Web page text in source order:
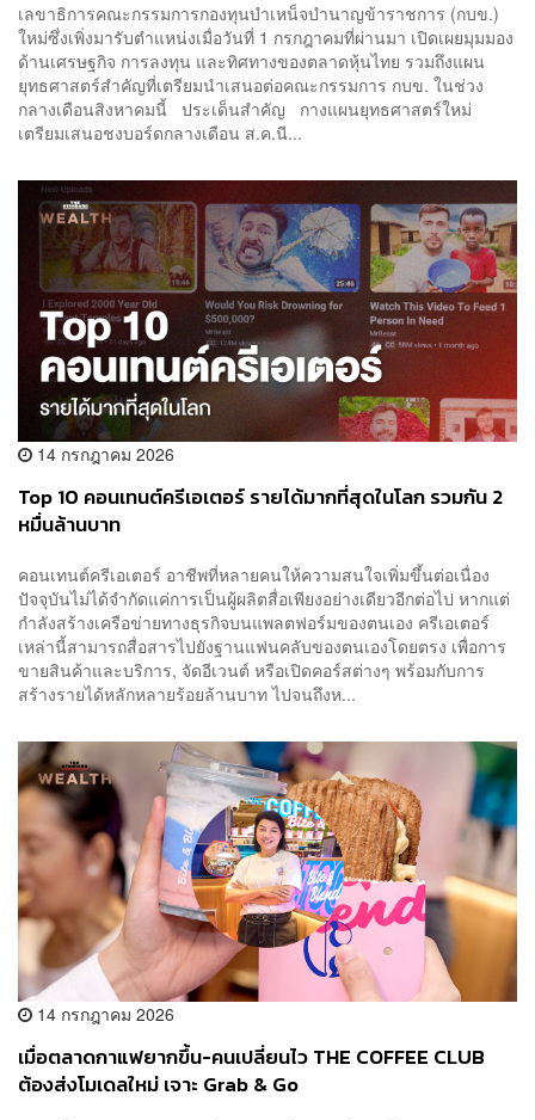
เลขาธิการคณะกรรมการกองทุนบำเหน็จบำนาญข้าราชการ (กบข.)
ใหม่ซึ่งเพิ่งมารับตำแหน่งเมื่อวันที่ 1 กรกฎาคมที่ผ่านมา เปิดเผยมุมมอง
ด้านเศรษฐกิจ การลงทุน และทิศทางของตลาดหุ้นไทย รวมถึงแผน
ยุทธศาสตร์สำคัญที่เตรียมนำเสนอต่อคณะกรรมการ กบข. ในช่วง
กลางเดือนสิงหาคมนี้ ประเด็นสำคัญ กางแผนยุทธศาสตร์ใหม่
เตรียมเสนอชงบอร์ดกลางเดือน ส.ค.นี...
14 กรกฎาคม 2026
Top 10 คอนเทนต์ครีเอเตอร์ รายได้มากที่สุดในโลก รวมกัน 2
หมื่นล้านบาท
คอนเทนต์ครีเอเตอร์ อาชีพที่หลายคนให้ความสนใจเพิ่มขึ้นต่อเนื่อง
ปัจจุบันไม่ได้จำกัดแค่การเป็นผู้ผลิตสื่อเพียงอย่างเดียวอีกต่อไป หากแต่
กำลังสร้างเครือข่ายทางธุรกิจบนแพลตฟอร์มของตนเอง ครีเอเตอร์
เหล่านี้สามารถสื่อสารไปยังฐานแฟนคลับของตนเองโดยตรง เพื่อการ
ขายสินค้าและบริการ, จัดอีเวนต์ หรือเปิดคอร์สต่างๆ พร้อมกับการ
สร้างรายได้หลักหลายร้อยล้านบาท ไปจนถึงห...
14 กรกฎาคม 2026
เมื่อตลาดกาแฟยากขึ้น-คนเปลี่ยนไว THE COFFEE CLUB
ต้องส่งโมเดลใหม่ เจาะ Grab & Go